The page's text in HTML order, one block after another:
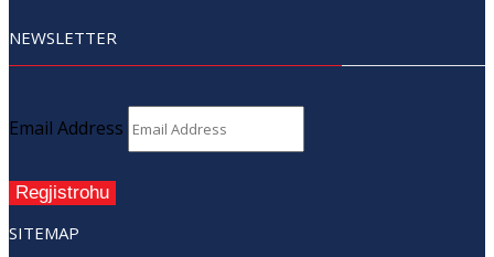
NEWSLETTER
Email Address
Regjistrohu
SITEMAP